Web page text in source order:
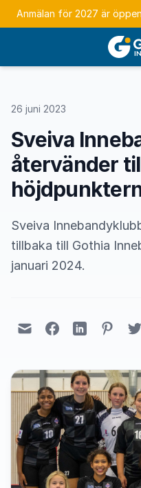
Anmälan för 2027 är öppen
26 juni 2023
Sveiva
återvänder
Sveiva
tillbaka till Gothia
januari 2024.